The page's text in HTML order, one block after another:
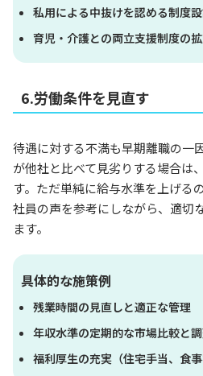
私用による中抜けを認める制度
育児・介護との両立支援制度の
6.労働条件を見直す
待遇に対する不満も早期離職の一
が他社と比べて見劣りする場合は
す。ただ単純に給与水準を上げる
社員の声を参考にしながら、適切
ます。
具体的な施策例
残業時間の見直しと適正な管理
年収水準の定期的な市場比較と
福利厚生の充実（住宅手当、食事